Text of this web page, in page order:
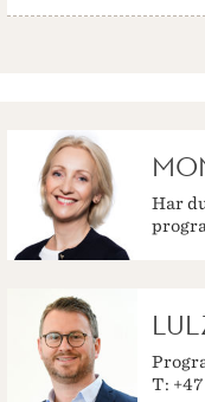
Har
T: +47